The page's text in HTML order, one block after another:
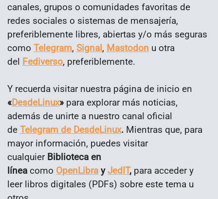
canales, grupos o comunidades favoritas de
redes sociales o sistemas de mensajería,
preferiblemente libres, abiertas y/o más seguras
como Telegram, Signal, Mastodon u otra
del Fediverso, preferiblemente.
Y recuerda visitar nuestra página de inicio en
«DesdeLinux» para explorar más noticias,
además de unirte a nuestro canal oficial
de Telegram de DesdeLinux. Mientras que, para
mayor información, puedes visitar
cualquier Biblioteca en
línea como OpenLibra yJedIT, para acceder y
leer libros digitales (PDFs) sobre este tema u